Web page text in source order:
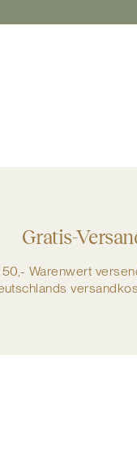
Gratis-
Warenwert